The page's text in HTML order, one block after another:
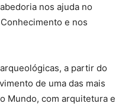
nos ajuda no
e nos
a partir do
de uma das mais
Mundo, com arquitetura e